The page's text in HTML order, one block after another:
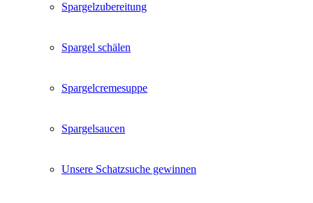
Spargelzubereitung
Spargel schälen
Spargelcremesuppe
Spargelsaucen
Unsere Schatzsuche gewinnen